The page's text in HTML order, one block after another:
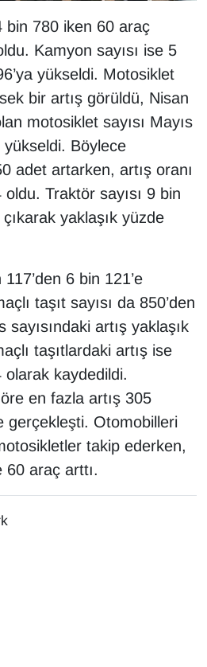
bin 780 iken 60 araç
Kamyon sayısı ise 5
yükseldi. Motosiklet
bir artış görüldü, Nisan
motosiklet sayısı Mayıs
yükseldi. Böylece
adet artarken, artış oranı
Traktör sayısı 9 bin
çıkarak yaklaşık yüzde
6 bin 121’e
taşıt sayısı da 850’den
sayısındaki artış yaklaşık
taşıtlardaki artış ise
olarak kaydedildi.
en fazla artış 305
gerçekleşti. Otomobilleri
takip ederken,
60 araç arttı.